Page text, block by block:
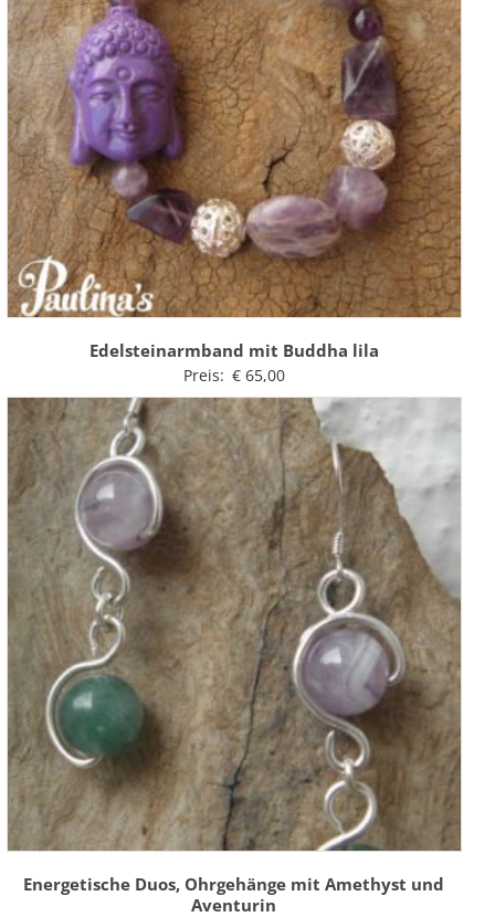
Edelsteinarmband mit Buddha lila
Preis: €65,00
Energetische Duos, Ohrgehänge mit Amethyst und
Aventurin